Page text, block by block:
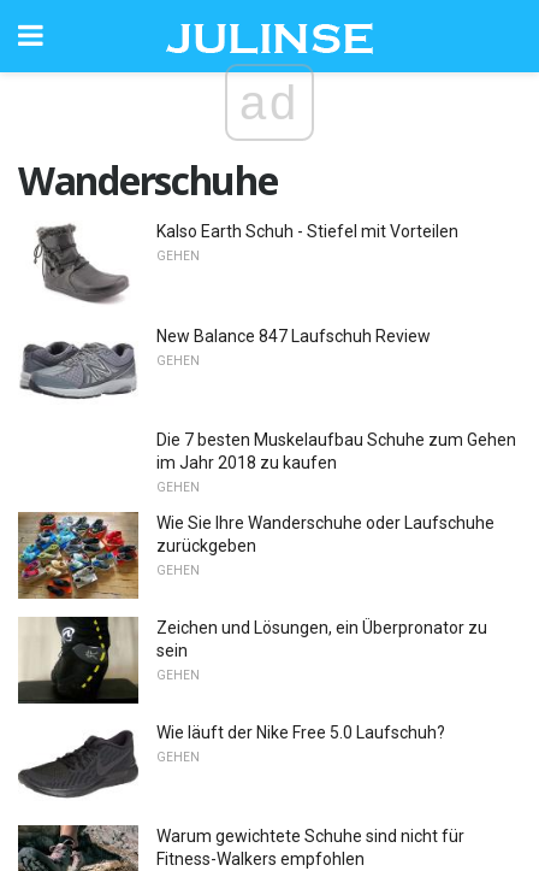
ad
Wanderschuhe
Kalso Earth Schuh - Stiefel mit Vorteilen
GEHEN
New Balance 847 Laufschuh Review
GEHEN
Die 7 besten Muskelaufbau Schuhe zum Gehen
im Jahr 2018 zu kaufen
GEHEN
Wie Sie Ihre Wanderschuhe oder Laufschuhe
zurückgeben
GEHEN
Zeichen und Lösungen, ein Überpronator zu
sein
GEHEN
Wie läuft der Nike Free 5.0 Laufschuh?
GEHEN
Warum gewichtete Schuhe sind nicht für
Fitness-Walkers empfohlen